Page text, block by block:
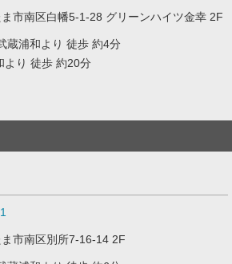
市南区白幡5-1-28 グリーンハイツ金幸 2F
蔵浦和より 徒歩 約4分
より 徒歩 約20分
市南区別所7-16-14 2F